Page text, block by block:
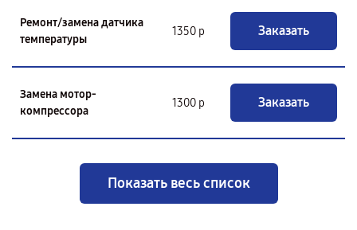
Ремонт/замена датчика
температуры
1350 р Заказать
Замена мотор-
компрессора
1300 р Заказать
Показать весь список